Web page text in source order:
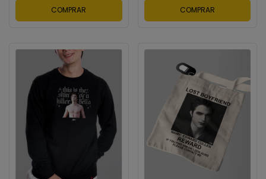
COMPRAR
COMPRAR